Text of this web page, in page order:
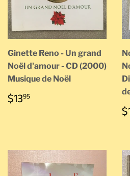
Ginette Reno - Un grand
Noël d'amour - CD (2000)
Musique de Noël
PRIX
RÉGULIER
$1395